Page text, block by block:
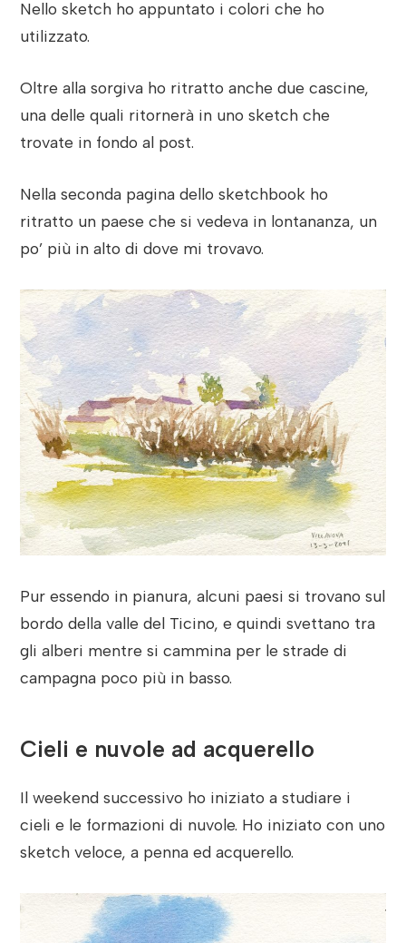
Nello sketch ho appuntato i colori che ho
utilizzato.
Oltre alla sorgiva ho ritratto anche due cascine,
una delle quali ritornerà in uno sketch che
trovate in fondo al post.
Nella seconda pagina dello sketchbook ho
ritratto un paese che si vedeva in lontananza, un
po’ più in alto di dove mi trovavo.
Pur essendo in pianura, alcuni paesi si trovano sul
bordo della valle del Ticino, e quindi svettano tra
gli alberi mentre si cammina per le strade di
campagna poco più in basso.
Cieli e nuvole ad acquerello
Il weekend successivo ho iniziato a studiare i
cieli e le formazioni di nuvole. Ho iniziato con uno
sketch veloce, a penna ed acquerello.